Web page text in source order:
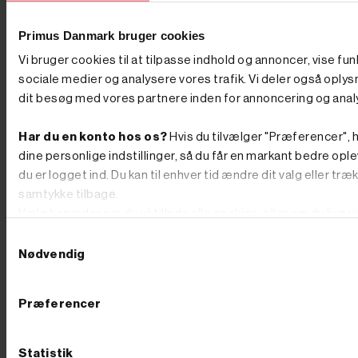
Primus Danmark bruger cookies
Vi bruger cookies til at tilpasse indhold og annoncer, vise
sociale medier og analysere vores trafik. Vi deler også
dit besøg med vores partnere inden for annoncering og
Har du en konto hos os? Hvis du tilvælger "Præferencer",
dine personlige indstillinger, så du får en markant bedre
du er logget ind. Du kan til enhver tid ændre dit valg eller
samtykke tilbage.
Nødvendig
Præferencer
Statistik
afhængigt af model, drivkraft og udstyr købes fra
omkring 30.000 kr. og op til flere hundrede tusinde
kroner for de største, fuldt udstyrede maskiner. Du
betaler især for vægt, motorkraft og det medfølgende
udstyr. Hvilken minigraver skal jeg vælge? Det
"edderkop"-maskine med ben. Skal du arbejde
professionelt, får du brug for en maskine på larvebånd
fra omkring 1 ton, og de fleste opgaver løses fint med
maskiner under 2 ton. Hvor meget kan en minigraver
løfte? Løfteevnen afhænger af maskinens vægt og af,
diesel eller el? Vælg diesel til drift, holdbarhed og
drivkrafttyper i hver sin kategori her på siden. Hvordan
du selv kan køre maskinen ud til opgaven. Vælg en